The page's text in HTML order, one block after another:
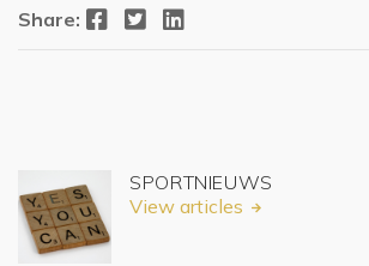
Share: Facebook Twitter LinkedIn
SPORTNIEUWS
View articles